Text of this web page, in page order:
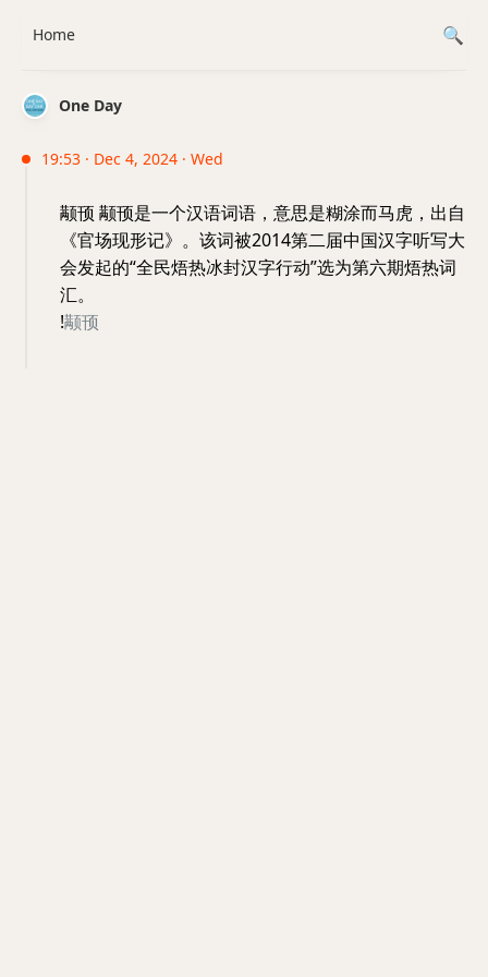
One Day
19:53 · Dec 4, 2024 · Wed
颟顸 颟顸是一个汉语词语，意思是糊涂而马虎，出自
《官场现形记》。该词被2014第二届中国汉字听写大
会发起的“全民焐热冰封汉字行动”选为第六期焐热词
汇。
!颟顸
Home